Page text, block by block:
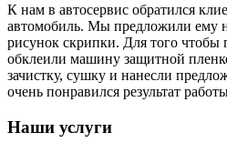
К нам в автосервис обратился
автомобиль. Мы предложили ему
рисунок скрипки. Для того чтобы
обклеили машину защитной
зачистку, сушку и нанесли
очень понравился результат
Наши услуги